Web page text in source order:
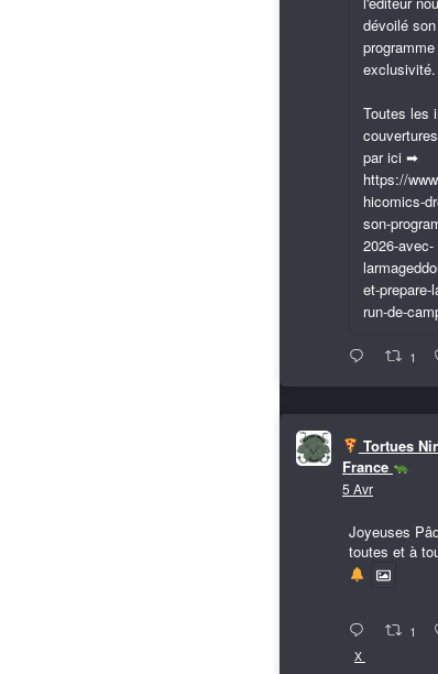
dévoilé son
exclusivité.
Toutes les
par ici ➡
https://
hicomics-
son-
2026-avec-
et-prepare-
run-de-
1
Tortues
France
5 Avr
Joyeuses
toutes et à
1
X